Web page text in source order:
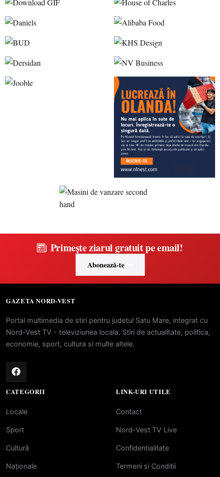
Primește ziarul gratuit pe email!
Abonează-te
GAZETA NORD-VEST
Portal multimedia de stiri pentru judetul Satu Mare, integrat cu
Nord-Vest TV - televiziunea locala. Stiri de actualitate, politica,
economie, sport, cultura si multe altele.
CATEGORII
Locale
Sport
Cultură
Naționale
LINK-URI UTILE
Contact
Nord-Vest TV Live
Confidentialitate
Termeni si Conditii